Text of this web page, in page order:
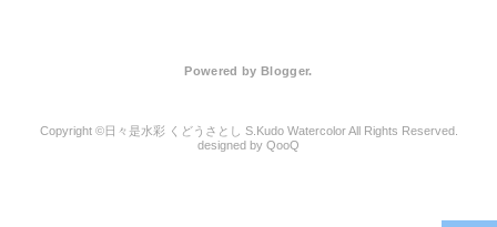
Powered by Blogger.
日々是水彩 くどうさとし S.Kudo Watercolor
QooQ